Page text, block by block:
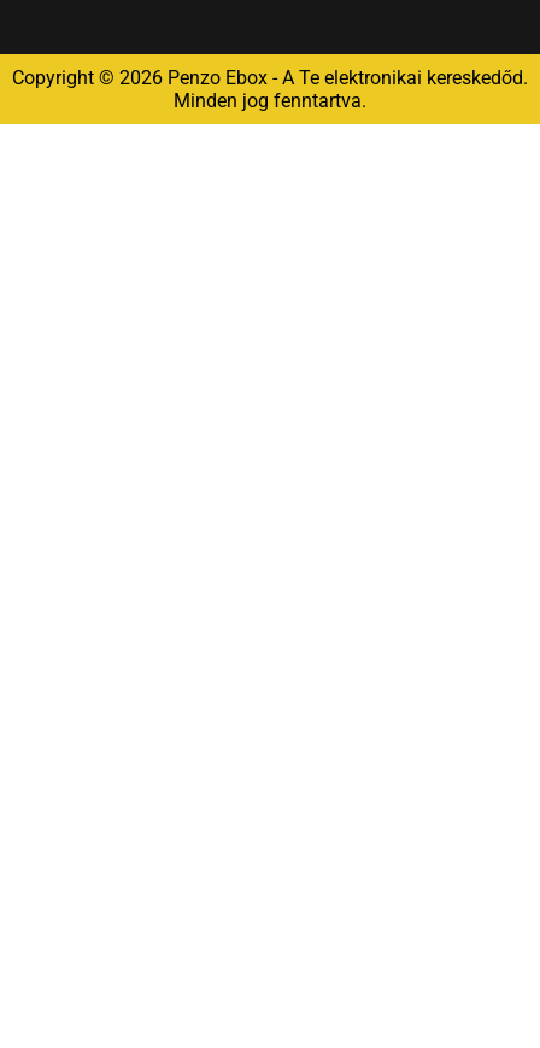
Copyright © 2026 Penzo Ebox - A Te elektronikai kereskedőd.
Minden jog fenntartva.